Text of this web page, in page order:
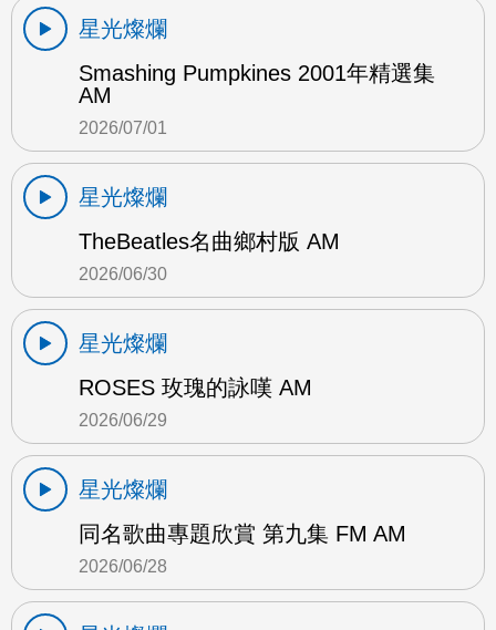
星光燦爛
Smashing Pumpkines 2001年精選集
AM
2026/07/01
星光燦爛
TheBeatles名曲鄉村版 AM
2026/06/30
星光燦爛
ROSES 玫瑰的詠嘆 AM
2026/06/29
星光燦爛
同名歌曲專題欣賞 第九集 FM AM
2026/06/28